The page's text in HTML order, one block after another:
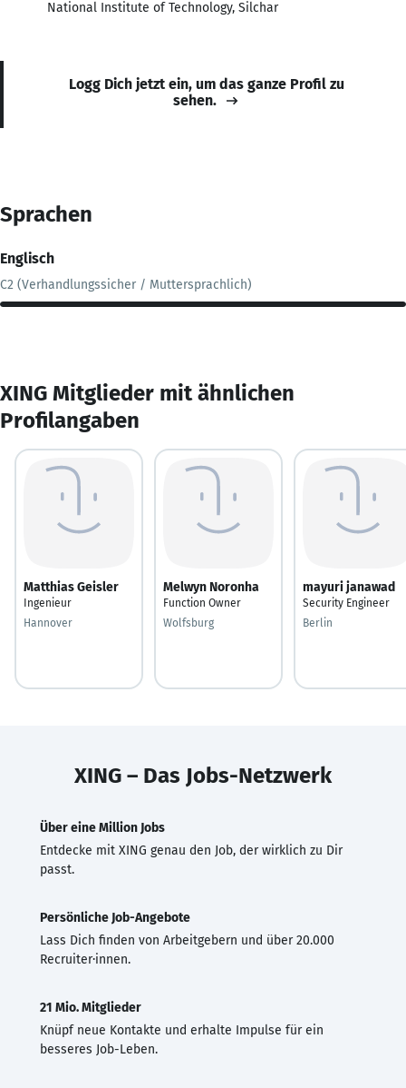
National Institute of Technology, Silchar
Logg Dich jetzt ein, um das ganze Profil zu
sehen.
Sprachen
Englisch
C2 (Verhandlungssicher / Muttersprachlich)
XING Mitglieder mit ähnlichen
Profilangaben
Matthias Geisler
Ingenieur
Hannover
Melwyn Noronha
Function Owner
Wolfsburg
mayuri janawad
Security Engineer
Berlin
XING – Das Jobs-Netzwerk
Über eine Million Jobs
Entdecke mit XING genau den Job, der wirklich zu Dir
passt.
Persönliche Job-Angebote
Lass Dich finden von Arbeitgebern und über 20.000
Recruiter·innen.
21 Mio. Mitglieder
Knüpf neue Kontakte und erhalte Impulse für ein
besseres Job-Leben.